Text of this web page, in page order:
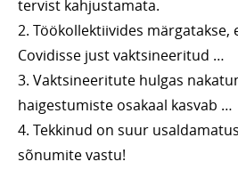
tervist kahjustamata.
2. Töökollektiivides märgatakse,
Covidisse just vaktsineeritud …
3. Vaktsineeritute hulgas
haigestumiste osakaal kasvab …
4. Tekkinud on suur
sõnumite vastu!